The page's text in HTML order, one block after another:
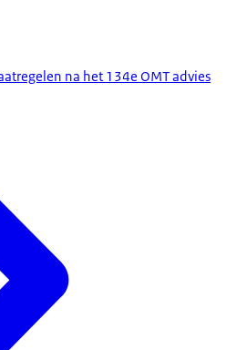
na het 134e OMT advies